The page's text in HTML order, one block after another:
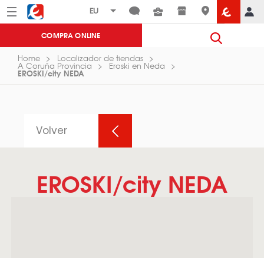
Menú Eroski
COMPRA ONLINE
Home Localizador de tiendas
A Coruña Provincia Eroski en Neda
EROSKI/city NEDA
Volver
EROSKI/city NEDA